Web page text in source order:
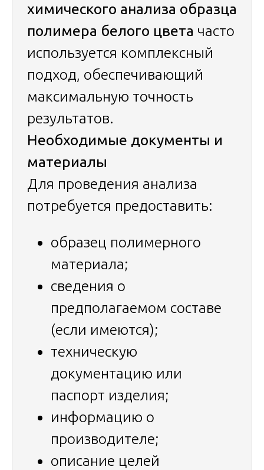
химического анализа образца
полимера белого цвета часто
используется комплексный
подход, обеспечивающий
максимальную точность
результатов.
Необходимые документы и
материалы
Для проведения анализа
потребуется предоставить:
образец полимерного
материала;
сведения о
предполагаемом составе
(если имеются);
техническую
документацию или
паспорт изделия;
информацию о
производителе;
описание целей